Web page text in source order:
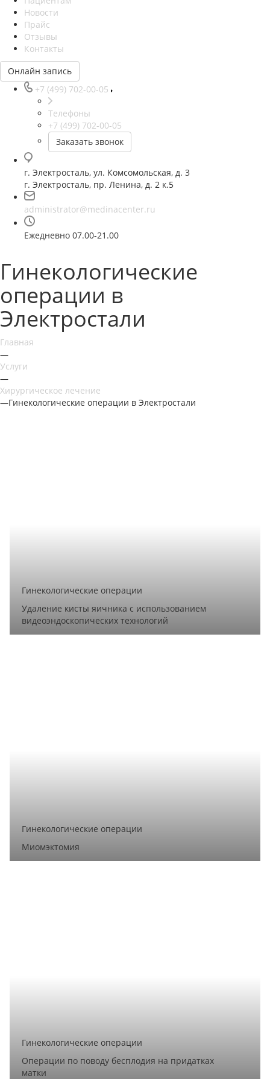
Новости
Прайс
Отзывы
Контакты
Онлайн запись
+7 (499) 702-00-05
Телефоны
+7 (499) 702-00-05
Заказать звонок
г. Электросталь, ул. Комсомольская, д. 3
г. Электросталь, пр. Ленина, д. 2 к.5
administrator@medinacenter.ru
Ежедневно 07.00-21.00
Гинекологические
операции в
Электростали
Главная
—
Услуги
—
Хирургическое лечение
—Гинекологические операции в Электростали
Гинекологические операции
Удаление кисты яичника с использованием
видеоэндоскопических технологий
Гинекологические операции
Миомэктомия
Гинекологические операции
Операции по поводу бесплодия на придатках
матки